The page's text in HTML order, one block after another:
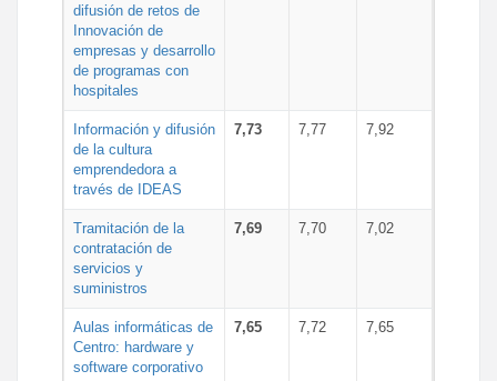
difusión de retos de
Innovación de
empresas y desarrollo
de programas con
hospitales
Información y difusión
de la cultura
emprendedora a
través de IDEAS
7,73 7,77 7,92
Tramitación de la
contratación de
servicios y
suministros
7,69 7,70 7,02
Aulas informáticas de
Centro: hardware y
software corporativo
7,65 7,72 7,65